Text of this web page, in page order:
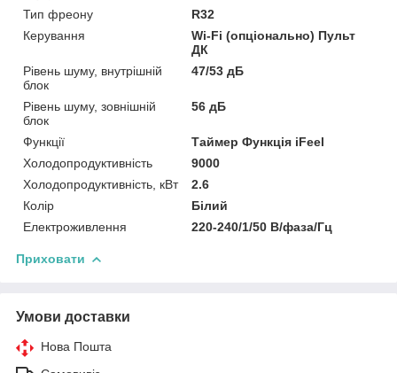
Тип фреону
R32
Керування
Wi-Fi (опціонально) Пульт
ДК
Рівень шуму, внутрішній
блок
47/53 дБ
Рівень шуму, зовнішній
блок
56 дБ
Функції
Таймер Функція iFeel
Холодопродуктивність
9000
Холодопродуктивність, кВт
2.6
Колір
Білий
Електроживлення
220-240/1/50 В/фаза/Гц
Приховати
Умови доставки
Нова Пошта